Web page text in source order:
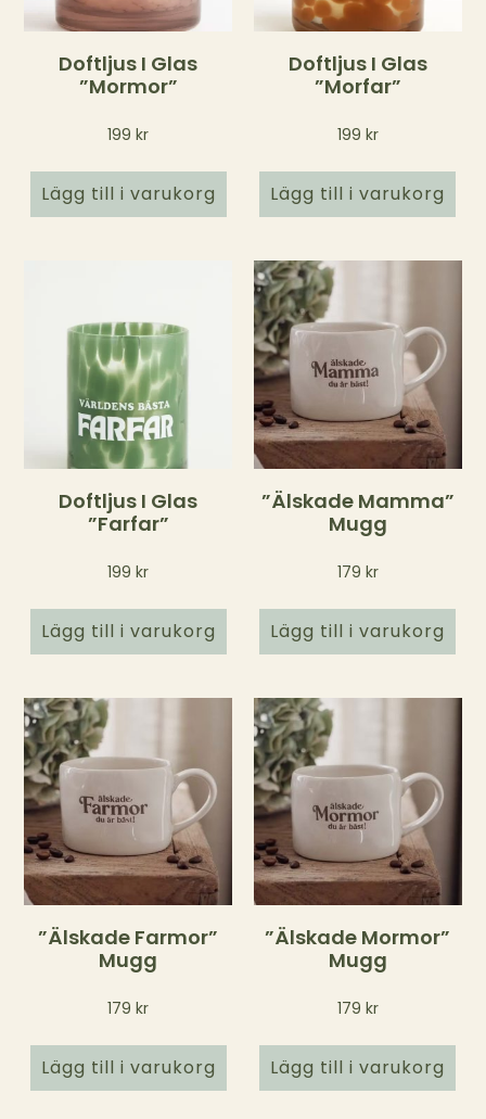
Doftljus I Glas
”Mormor”
199kr
Lägg till i varukorg
Doftljus I Glas
”Morfar”
199 kr
Lägg till i varukorg
Doftljus I Glas
”Farfar”
199kr
Lägg till i varukorg
”Älskade Mamma”
Mugg
179 kr
Lägg till i varukorg
”Älskade Farmor”
Mugg
179kr
Lägg till i varukorg
”Älskade Mormor”
Mugg
179 kr
Lägg till i varukorg